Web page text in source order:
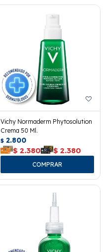
Vichy Normaderm Phytosolution
Crema 50 Ml.
$ 2.800
$ 2.380 $ 2.380